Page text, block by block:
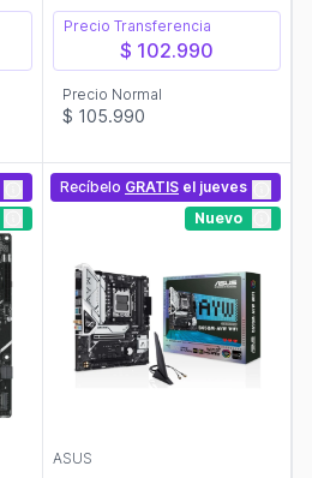
Precio Transferencia
$ 102.990
Precio Normal
$ 105.990
Recíbelo GRATIS el jueves
Nuevo
ASUS